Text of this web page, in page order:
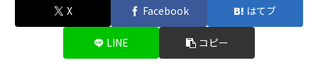
X Facebook はてブ
LINE コピー